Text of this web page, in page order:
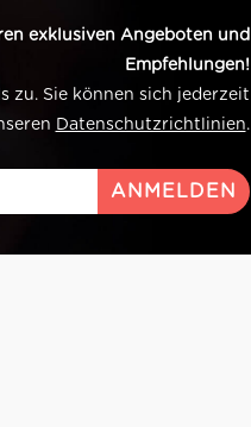
exklusiven Angeboten und
Empfehlungen!
zu. Sie können sich jederzeit
Datenschutzrichtlinien.